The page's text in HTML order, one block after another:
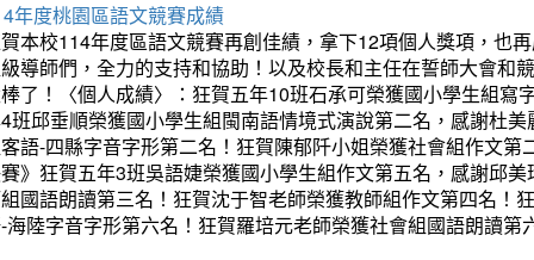
年度桃園區語文競賽成績
本校114年度區語文競賽再創佳績，拿下12項個人獎項，也
導師們，全力的支持和協助！以及校長和主任在誓師大會和
了！〈個人成績〉：狂賀五年10班石承可榮獲國小學生組
班邱垂順榮獲國小學生組閩南語情境式演說第二名，感謝杜
語-四縣字音字形第二名！狂賀陳郁阡小姐榮獲社會組作文
》狂賀五年3班吳語婕榮獲國小學生組作文第五名，感謝邱
國語朗讀第三名！狂賀沈于智老師榮獲教師組作文第四名！
海陸字音字形第六名！狂賀羅培元老師榮獲社會組國語朗讀